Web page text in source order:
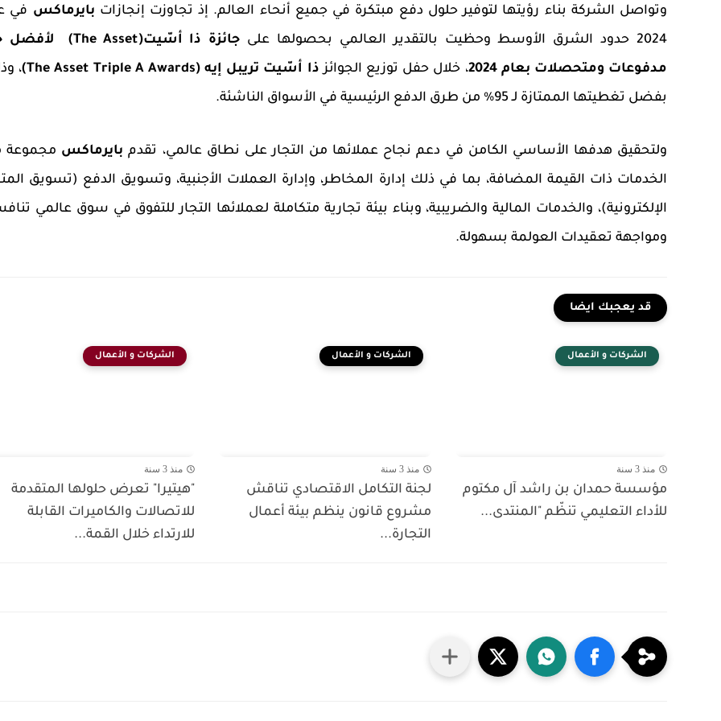
وتواصل الشركة بناء رؤيتها لتوفير حلول دفع مبتكرة في جميع أنحاء العالم. إذ تجاوزت إنجازات بايرماكس في
2024 حدود الشرق الأوسط وحظيت بالتقدير العالمي بحصولها على
جائزة ذا أسّيت(The Asset
)
لأفضل
مدفوعات ومتحصلات بعام 2024
، خلال حفل توزيع الجوائز ذا أسّيت تريبل إيه (The Asset Triple A Awards
)،
بفضل تغطيتها الممتازة لـ 95% من طرق الدفع الرئيسية في الأسواق الناشئة.
ولتحقيق هدفها الأساسي الكامن في دعم نجاح عملائها من التجار على نطاق عالمي، تقدم بايرماكس مجموعة
الخدمات ذات القيمة المضافة، بما في ذلك إدارة المخاطر، وإدارة العملات الأجنبية، وتسويق الدفع (تسويق
الإلكترونية)، والخدمات المالية والضريبية، وبناء بيئة تجارية متكاملة لعملائها التجار للتفوق في سوق عالمي
ومواجهة تعقيدات العولمة بسهولة.
قد يعجبك ايضا
الشركات و الأعمال
منذ 3 سنة
مؤسسة حمدان بن راشد آل مكتوم
للأداء التعليمي تنظّم "المنتدى...
الشركات و الأعمال
منذ 3 سنة
لجنة التكامل الاقتصادي تناقش
مشروع قانون ينظم بيئة أعمال
التجارة...
الشركات و الأعمال
منذ 3 سنة
"هيتيرا" تعرض حلولها المتقدمة
للاتصالات والكاميرات القابلة
للارتداء خلال القمة...